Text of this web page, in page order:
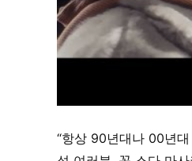
“항상 90년대나 00년